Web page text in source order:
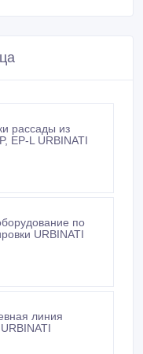
рассады из
EP-L URBINATI
по
URBINATI
линия